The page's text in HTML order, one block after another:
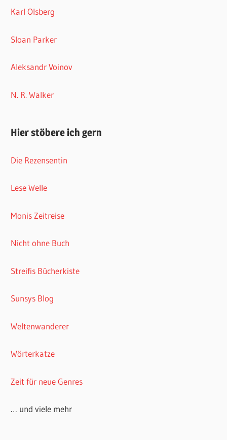
Karl Olsberg
Sloan Parker
Aleksandr Voinov
N. R. Walker
Hier stöbere ich gern
Die Rezensentin
Lese Welle
Monis Zeitreise
Nicht ohne Buch
Streifis Bücherkiste
Sunsys Blog
Weltenwanderer
Wörterkatze
Zeit für neue Genres
… und viele mehr